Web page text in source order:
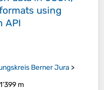
using
API
Berner Jura >
m